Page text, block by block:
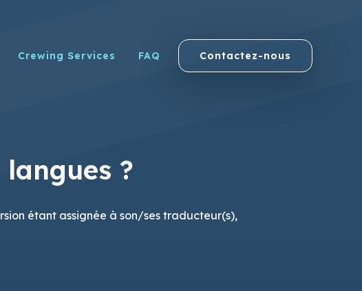
Crewing Services FAQ Contactez-nous
?
étant assignée à son/ses traducteur(s),